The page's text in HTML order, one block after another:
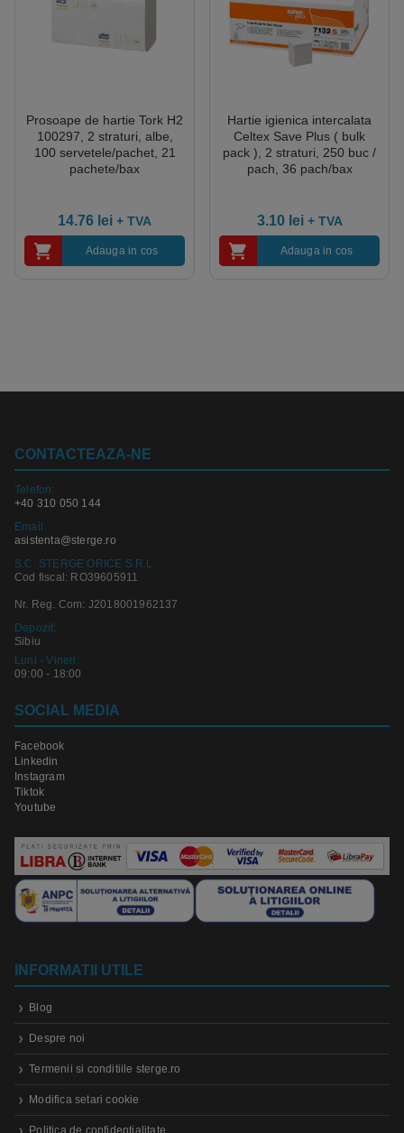
Prosoape de hartie Tork H2
100297, 2 straturi, albe,
100 servetele/pachet, 21
pachete/bax
14.76 lei + TVA
Adauga in cos
Hartie igienica intercalata
Celtex Save Plus ( bulk
pack ), 2 straturi, 250 buc /
pach, 36 pach/bax
3.10 lei + TVA
Adauga in cos
CONTACTEAZA-NE
Telefon:
+40 310 050 144
Email
asistenta@sterge.ro
S.C. STERGE ORICE S.R.L.
Cod fiscal: RO39605911
Nr. Reg. Com: J2018001962137
Depozit:
Sibiu
Luni - Vineri:
09:00 - 18:00
SOCIAL MEDIA
Facebook
Linkedin
Instagram
Tiktok
Youtube
INFORMATII UTILE
Blog
Despre noi
Termenii si conditiile sterge.ro
Modifica setari cookie
Politica de confidentialitate